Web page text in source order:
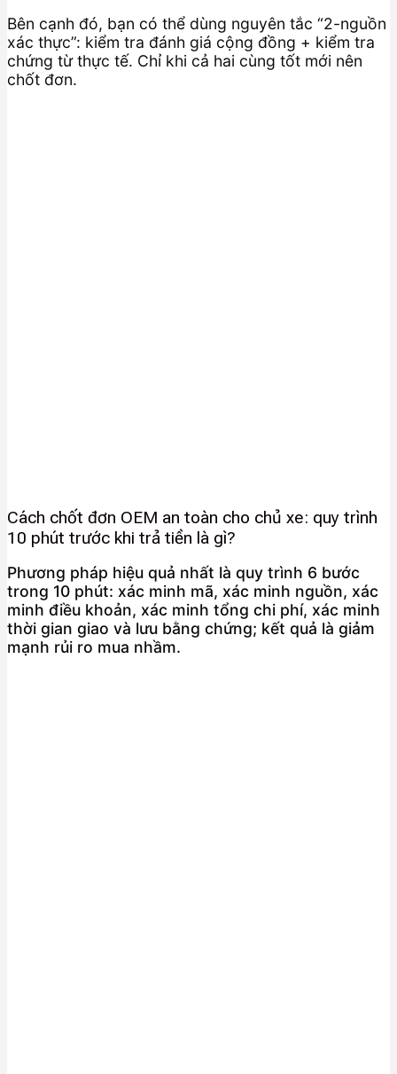
Bên cạnh đó, bạn có thể dùng nguyên tắc “2-nguồn
xác thực”: kiểm tra đánh giá cộng đồng + kiểm tra
chứng từ thực tế. Chỉ khi cả hai cùng tốt mới nên
chốt đơn.
Cách chốt đơn OEM an toàn cho chủ xe: quy trình
10 phút trước khi trả tiền là gì?
Phương pháp hiệu quả nhất là quy trình 6 bước
trong 10 phút: xác minh mã, xác minh nguồn, xác
minh điều khoản, xác minh tổng chi phí, xác minh
thời gian giao và lưu bằng chứng; kết quả là giảm
mạnh rủi ro mua nhầm.